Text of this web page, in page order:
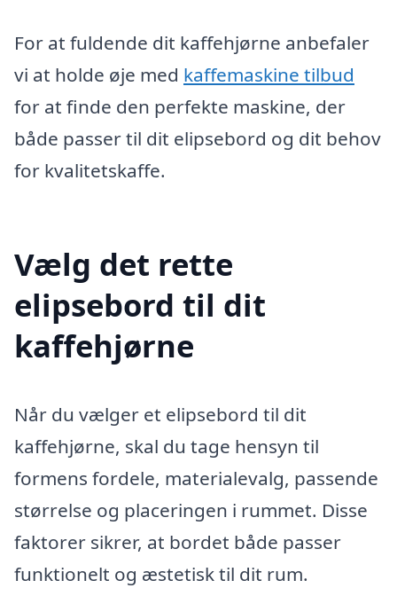
For at fuldende dit kaffehjørne anbefaler
vi at holde øje med kaffemaskine tilbud
for at finde den perfekte maskine, der
både passer til dit elipsebord og dit behov
for kvalitetskaffe.
Vælg det rette
elipsebord til dit
kaffehjørne
Når du vælger et elipsebord til dit
kaffehjørne, skal du tage hensyn til
formens fordele, materialevalg, passende
størrelse og placeringen i rummet. Disse
faktorer sikrer, at bordet både passer
funktionelt og æstetisk til dit rum.